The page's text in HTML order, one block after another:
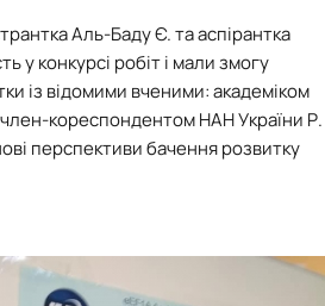
Аль-Баду Є. та аспірантка
у конкурсі робіт і мали змогу
із відомими вченими: академіком
кореспондентом НАН України Р.
перспективи бачення розвитку